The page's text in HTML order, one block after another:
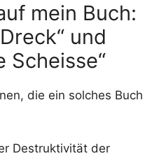
mein Buch:
und
Scheisse“
die ein solches Buch
Destruktivität der